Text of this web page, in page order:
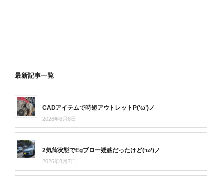
最新記事一覧
CADアイテムで時短アウトレットP(‘ω’)ノ
2026年8月8日
2気筒状態でEgブロー疑惑だったけど(‘ω’)ノ
2026年8月7日